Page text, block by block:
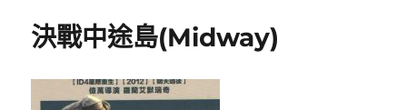
決戰中途島(Midway)